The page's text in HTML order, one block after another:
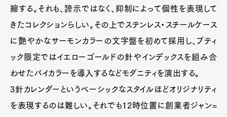
Official Columnist
About
Pen international Pen tw
縮する。それも、誇示ではなく、抑制によって個性を表現して
きたコレクションらしい。その上でステンレス・スチールケース
に艶やかなサーモンカラーの文字盤を初めて採用し、ブティ
ック限定ではイエローゴールドの針やインデックスを組み合
わせたバイカラーを導入するなどモダニティを演出する。
3針カレンダーというベーシックなスタイルほどオリジナリティ
を表現するのは難しい。それでも12時位置に創業者ジャン=